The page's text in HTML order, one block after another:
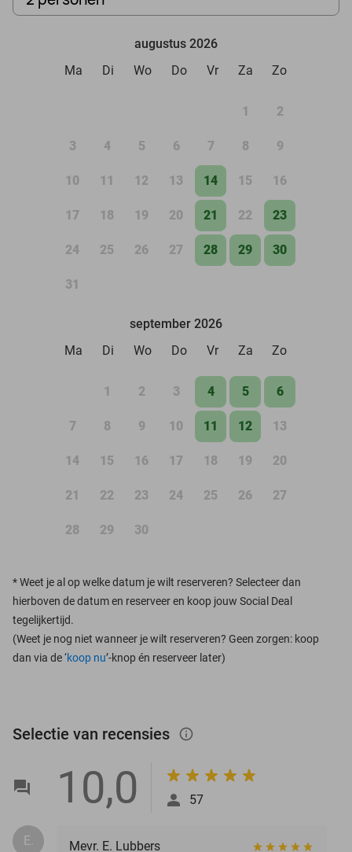
augustus 2026
Ma
Di Wo Do Vr Za Zo
1 2
3 4 5 6 7 8 9
10 11 12 13 14 15 16
17 18 19 20 21 22 23
24 25 26 27 28 29 30
31
september 2026
Ma
Di Wo Do Vr Za Zo
1 2 3 4 5 6
7 8 9 10 11 12 13
14 15 16 17 18 19 20
21 22 23 24 25 26 27
28 29 30
*Weet je al op welke datum je wilt reserveren? Selecteer dan
hierboven de datum en reserveer en koop jouw Social Deal
tegelijkertijd.
(Weet je nog niet wanneer je wilt reserveren? Geen zorgen: koop
dan via de ‘koop nu’-knop én reserveer later)
Selectie van recensies info_outlined
10,0 57
E.
Mevr. E. Lubbers